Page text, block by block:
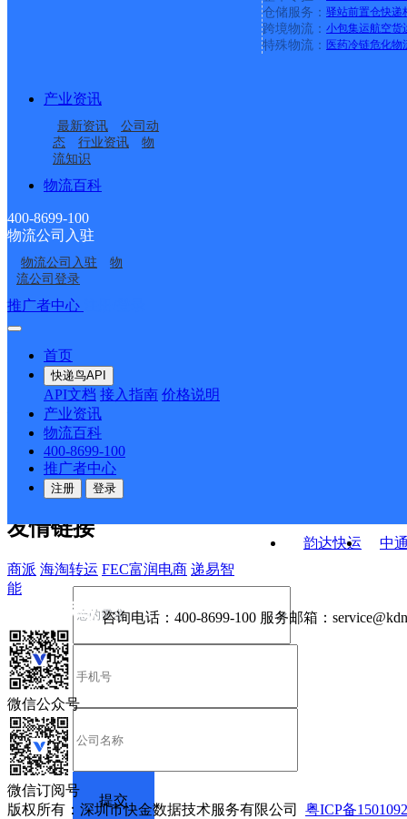
仓储服务： 驿站前置仓快递
跨境物流： 小包集运航空货
特殊物流： 医药冷链危化物
产业资讯
最新资讯
公司动
态
行业资讯
物
流知识
物流百科
400-8699-100
物流公司入驻
物流公司入驻
物
流公司登录
推广者中心
首页
快递鸟API
API文档 接入指南 价格说明
产业资讯
物流百科
400-8699-100
推广者中心
注册 登录
丰服务部
浙江天台县公司白鹤镇
左溪路寄存点
浙江台州天台县公司
浙江天台县公司白鹤镇
上将村上街寄存点
UH天台B
UH天台白鹤
天台县平桥镇合作点
韵达快运
中
接口API
API接口 DEMO下载
关于我们
公司介绍 企业动态
合作伙伴 快递鸟接口服务协议
户隐私政策
友情链接
商派 海淘转运 FEC富润电商 递易智
能
咨询电话： 400-8699-100 服务邮箱：
微信公众号
微信订阅号
版权所有：深圳市快金数据技术服务有限公司 粤ICP备